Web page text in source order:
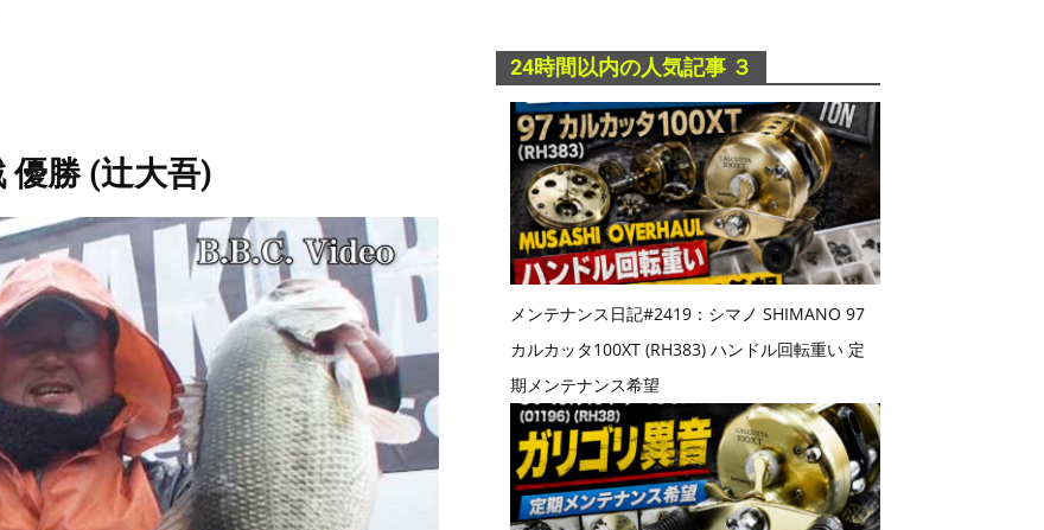
優勝 (辻大吾)
24時間以内の人気記事 ３
メンテナンス日記#2419：シマノ SHIMANO 97
カルカッタ100XT (RH383) ハンドル回転重い 定
期メンテナンス希望